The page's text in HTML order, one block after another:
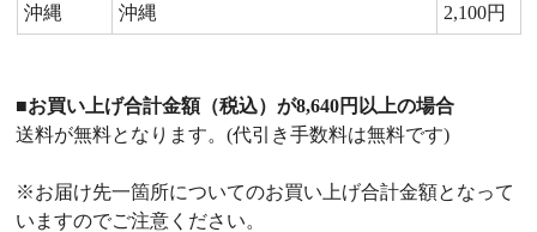
沖縄 沖縄 2,100円
■お買い上げ合計金額（税込）が8,640円以上の場合
送料が無料となります。(代引き手数料は無料です)
※お届け先一箇所についてのお買い上げ合計金額となって
いますのでご注意ください。